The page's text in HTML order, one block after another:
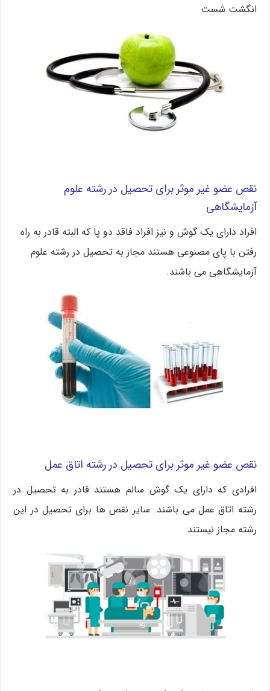
انگشت شست
نقص عضو غیر موثر برای تحصیل در رشته علوم
آزمایشگاهی
افراد دارای یک گوش و نیز افراد فاقد دو پا که البته قادر به راه
رفتن با پای مصنوعی هستند مجاز به تحصیل در رشته علوم
آزمایشگاهی می باشند.
نقص عضو غیر موثر برای تحصیل در رشته اتاق عمل
افرادی که دارای یک گوش سالم هستند قادر به تحصیل در
رشته اتاق عمل می باشند. سایر نقص ها برای تحصیل در این
رشته مجاز نیستند.